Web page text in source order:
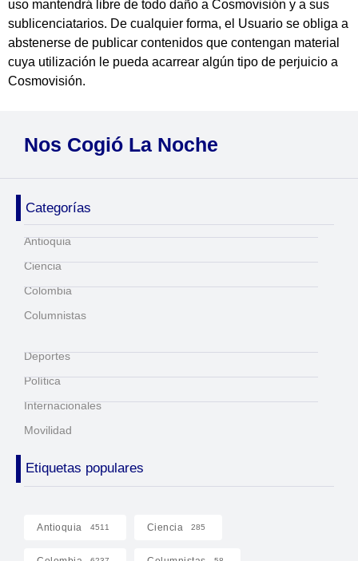
uso mantendrá libre de todo daño a Cosmovisión y a sus
sublicenciatarios. De cualquier forma, el Usuario se obliga a
abstenerse de publicar contenidos que contengan material
cuya utilización le pueda acarrear algún tipo de perjuicio a
Cosmovisión.
Nos Cogió La Noche
Categorías
Antioquia
Ciencia
Colombia
Columnistas
Deportes
Política
Internacionales
Movilidad
Etiquetas populares
Antioquia 4511 Ciencia 285